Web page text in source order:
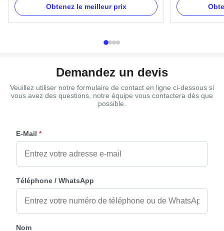
Gold, Silver and Copper, as different market
Material Plastic Place of Origin Zhejiang, China
(Mainland) Model Number 9# Type Casket
Obtenez le meilleur prix
handles ,8pcs
short bars.
Material Plastic
Demandez un devis
Veuillez utiliser notre formulaire de contact en ligne ci-dessous si
vous avez des questions, notre équipe vous contactera dès que
possible.
E-Mail *
Téléphone / WhatsApp
Nom